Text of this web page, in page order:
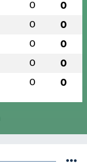
0 0
0 0
0 0
0 0
0 0